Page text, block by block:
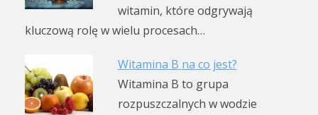
witamin, które odgrywają
kluczową rolę w wielu procesach…
Witamina B na co jest?
Witamina B to grupa
rozpuszczalnych w wodzie